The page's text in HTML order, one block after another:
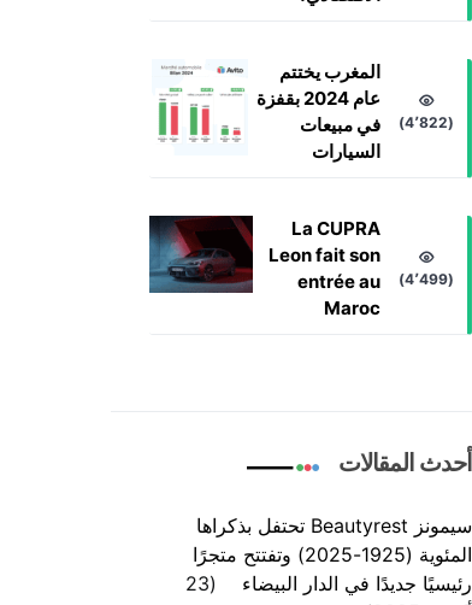
المغرب يختتم
عام 2024 بقفزة
في مبيعات
السيارات
(4٬822)
La CUPRA
Leon fait son
entrée au
Maroc
(4٬499)
أحدث المقالات
سيمونز Beautyrest تحتفل بذكراها
المئوية (1925-2025) وتفتتح متجرًا
رئيسيًا جديدًا في الدار البيضاء
23